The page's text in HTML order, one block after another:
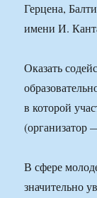
Герцена,
имени И.
Оказать
в которой
(организатор
В сфере
значительно